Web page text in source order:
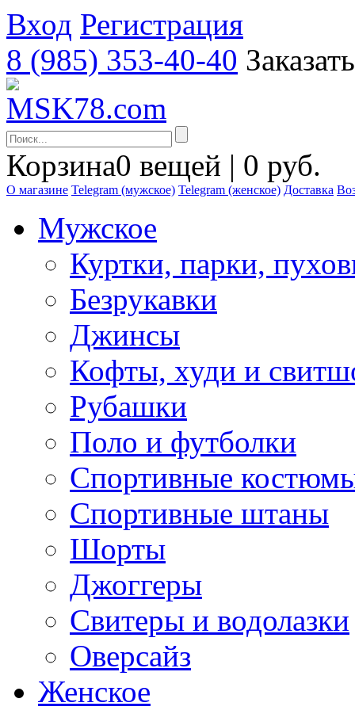
Вход Регистрация
8 (985) 353-40-40
Корзина0 вещей | 0 руб.
О магазине Telegram (мужское) Telegram (женское) Доставка
Мужское
Куртки, парки,
Безрукавки
Джинсы
Кофты, худи и
Рубашки
Поло и футболки
Спортивные
Спортивные штаны
Шорты
Джоггеры
Свитеры и водолазки
Оверсайз
Женское